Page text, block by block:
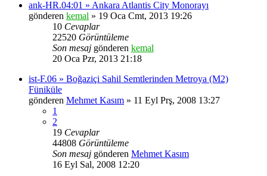
ank-HR.04:01 » Ankara Atlantis City Monorayı
gönderen kemal » 19 Oca Cmt, 2013 19:26
10 Cevaplar
22520 Görüntüleme
Son mesaj gönderen kemal
20 Oca Pzr, 2013 21:18
ist-F.06 » Boğaziçi Sahil Semtlerinden Metroya (M2)
Füniküle
gönderen Mehmet Kasım » 11 Eyl Prş, 2008 13:27
1
2
19 Cevaplar
44808 Görüntüleme
Son mesaj gönderen Mehmet Kasım
16 Eyl Sal, 2008 12:20